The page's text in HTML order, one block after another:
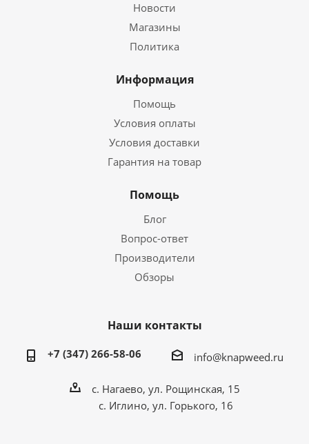
Новости
Магазины
Политика
Информация
Помощь
Условия оплаты
Условия доставки
Гарантия на товар
Помощь
Блог
Вопрос-ответ
Производители
Обзоры
Наши контакты
+7 (347) 266-58-06 info@knapweed.ru
с. Нагаево, ул. Рощинская, 15
с. Иглино, ул. Горького, 16